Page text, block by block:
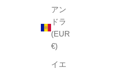
アン
ドラ
(EUR
€)
イエ